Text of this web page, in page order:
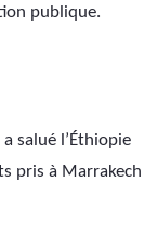
publique.
salué l’Éthiopie
pris à Marrakech